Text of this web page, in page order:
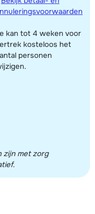
kan tot 4 weken voor
kosteloos het
personen
zijn met zorg